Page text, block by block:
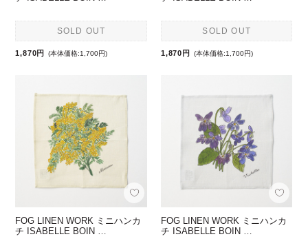
SOLD OUT
1,870円 (本体価格:1,700円)
SOLD OUT
1,870円 (本体価格:1,700円)
FOG LINEN WORK ミニハンカ
チ ISABELLE BOIN …
FOG LINEN WORK ミニハンカ
チ ISABELLE BOIN …